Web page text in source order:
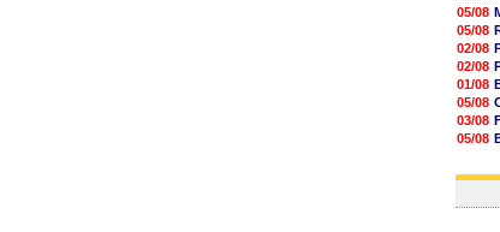
05/08
05/08
02/08
02/08
01/08
05/08
03/08
05/08
03/08